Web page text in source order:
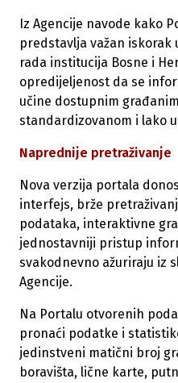
Iz Agencije navode kako
predstavlja važan
rada institucija Bosne i
opredijeljenost da se
učine dostupnim
standardizovanom i lako
Naprednije pretraživanje
Nova verzija portala
interfejs, brže
podataka, interaktivne
jednostavniji pristup
svakodnevno ažuriraju iz
Agencije.
Na Portalu otvorenih
pronaći podatke i
jedinstveni matični broj
boravišta, lične karte,